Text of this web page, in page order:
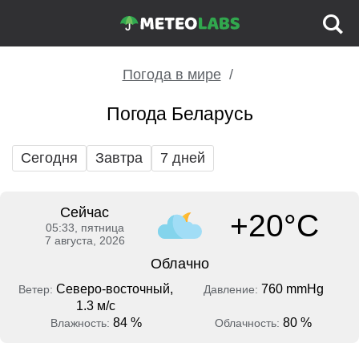
Погода в мире
Погода Беларусь
Сегодня Завтра 7 дней
Сейчас
05:33, пятница
7 августа, 2026
+20°C
Облачно
Ветер: Северо-восточный,
1.3 м/с
Давление: 760 mmHg
Влажность: 84 % Облачность: 80 %